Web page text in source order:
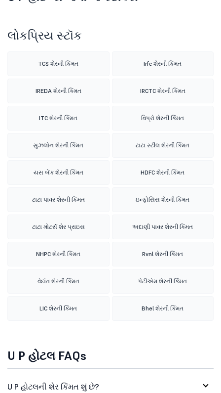
લોકપ્રિય સ્ટૉક
TCS શેરની કિંમત Irfc શેરની કિંમત
IREDA શેરની કિંમત IRCTC શેરની કિંમત
ITC શેરની કિંમત વિપ્રો શેરની કિંમત
સુઝલોન શેરની કિંમત ટાટા સ્ટીલ શેરની કિંમત
યસ બેંક શેરની કિંમત HDFC શેરની કિંમત
ટાટા પાવર શેરની કિંમત ઇન્ફોસિસ શેરની કિંમત
ટાટા મોટર્સ શેર પ્રાઇસ અદાણી પાવર શેરની કિંમત
NHPC શેરની કિંમત Rvnl શેરની કિંમત
વેદાંત શેરની કિંમત પેટીએમ શેરની કિંમત
LIC શેરની કિંમત Bhel શેરની કિંમત
U P હોટલ FAQs
U P હોટલની શેર કિંમત શું છે?